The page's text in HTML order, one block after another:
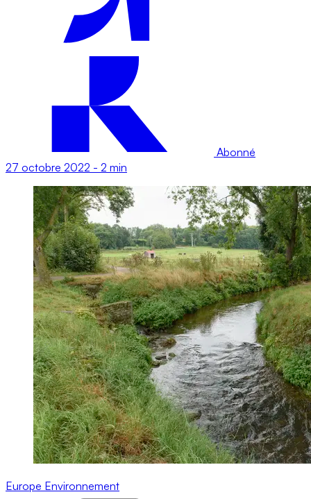
Abonné
27 octobre 2022 - 2 min
Europe Environnement